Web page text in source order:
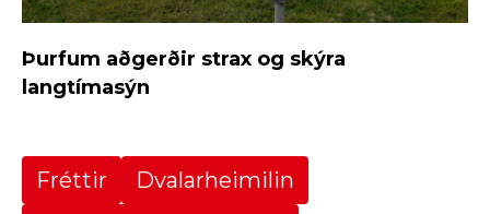
Þurfum aðgerðir strax og skýra
langtímasýn
Fréttir
Dvalarheimilin